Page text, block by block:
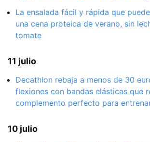
La ensalada fácil y rápida que
una cena proteica de verano, sin
tomate
11 julio
Decathlon rebaja a menos de 30
flexiones con bandas elásticas que
complemento perfecto para
10 julio